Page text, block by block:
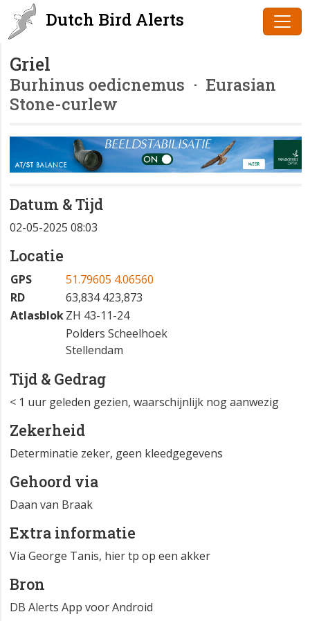
Dutch Bird Alerts
Griel
Burhinus oedicnemus · Eurasian
Stone-curlew
Datum & Tijd
02-05-2025 08:03
Locatie
GPS
51.79605 4.06560
RD
63,834 423,873
AtlasblokZH 43-11-24
Polders Scheelhoek
Stellendam
Tijd & Gedrag
< 1 uur geleden gezien, waarschijnlijk nog aanwezig
Zekerheid
Determinatie zeker, geen kleedgegevens
Gehoord via
Daan van Braak
Extra informatie
Via George Tanis, hier tp op een akker
Bron
DB Alerts App voor Android